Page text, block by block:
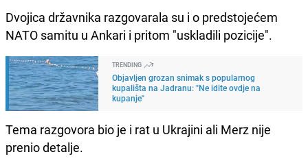
Dvojica državnika razgovarala su i o predstojećem
NATO samitu u Ankari i pritom "uskladili pozicije".
TRENDING
Objavljen grozan snimak s popularnog
kupališta na Jadranu: "Ne idite ovdje na
kupanje"
Tema razgovora bio je i rat u Ukrajini ali Merz nije
prenio detalje.